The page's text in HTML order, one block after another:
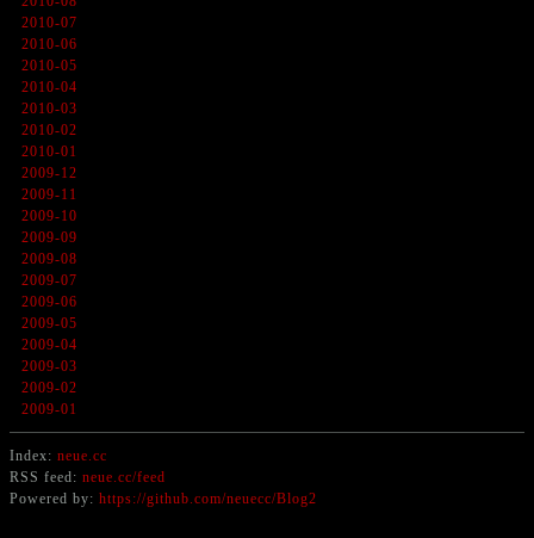
2010-07
2010-06
2010-05
2010-04
2010-03
2010-02
2010-01
2009-12
2009-11
2009-10
2009-09
2009-08
2009-07
2009-06
2009-05
2009-04
2009-03
2009-02
2009-01
Index: neue.cc
RSS feed: neue.cc/feed
Powered by: https://github.com/neuecc/Blog2